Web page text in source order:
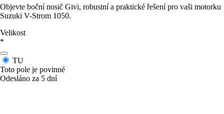
Objevte boční nosič Givi, robustní a praktické řešení pro vaši motorku
Suzuki V-Strom 1050.
Velikost
*
TU
Toto pole je povinné
Odesláno za 5 dní